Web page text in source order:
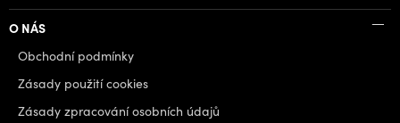
O NÁS
Obchodní podmínky
Zásady použití cookies
Zásady zpracování osobních údajů